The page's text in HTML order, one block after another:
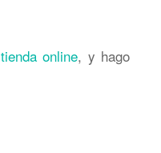
tienda online, y hago